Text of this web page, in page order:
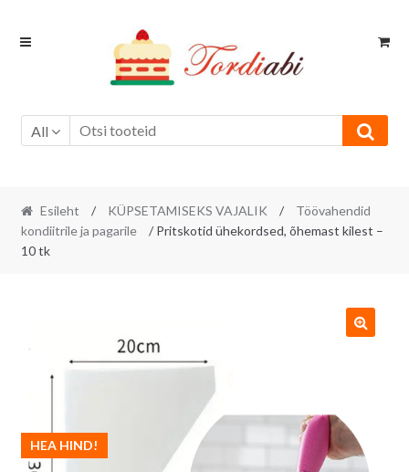
Skip
Skip
All
Esileht / KÜPSETAMISEKS VAJALIK /
Töövahendid
kondiitrile ja pagarile
/ Pritskotid ühekordsed, õhemast kilest –
10 tk
HEA HIND!